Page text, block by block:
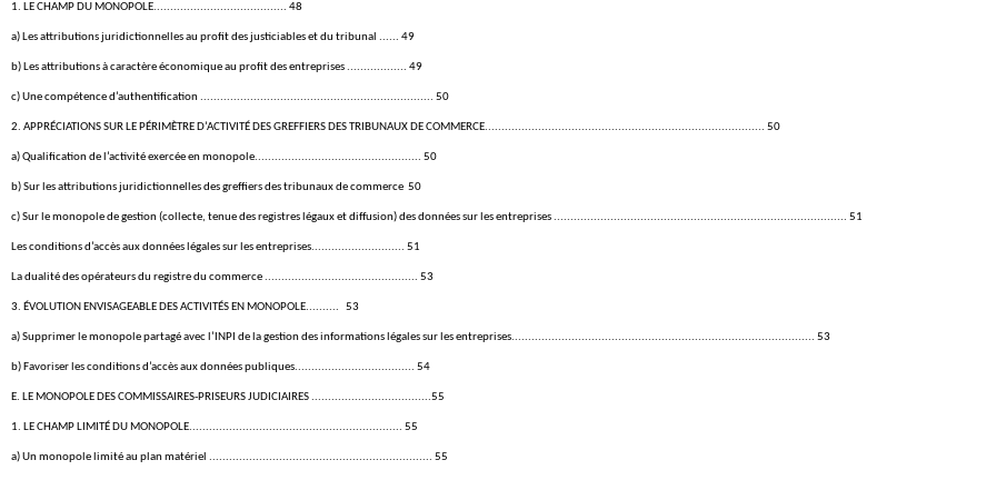
1. LE CHAMP DU MONOPOLE........................................ 48
a) Les attributions juridictionnelles au profit des justiciables et du tribunal ...... 49
b) Les attributions à caractère économique au profit des entreprises .................. 49
c) Une compétence d’authentification ...................................................................... 50
2. APPRÉCIATIONS SUR LE PÉRIMÈTRE D’ACTIVITÉ DES GREFFIERS DES TRIBUNAUX DE COMMERCE.................................................................................... 50
a) Qualification de l’activité exercée en monopole.................................................. 50
b) Sur les attributions juridictionnelles des greffiers des tribunaux de commerce 50
c) Sur le monopole de gestion (collecte, tenue des registres légaux et diffusion) des données sur les entreprises ........................................................................................ 51
Les conditions d’accès aux données légales sur les entreprises............................ 51
La dualité des opérateurs du registre du commerce .............................................. 53
3. ÉVOLUTION ENVISAGEABLE DES ACTIVITÉS EN MONOPOLE.......... 53
a) Supprimer le monopole partagé avec l’INPI de la gestion des informations légales sur les entreprises........................................................................................... 53
b) Favoriser les conditions d’accès aux données publiques.................................... 54
E. LE MONOPOLE DES COMMISSAIRES-PRISEURS JUDICIAIRES ....................................55
1. LE CHAMP LIMITÉ DU MONOPOLE................................................................ 55
a) Un monopole limité au plan matériel ................................................................... 55